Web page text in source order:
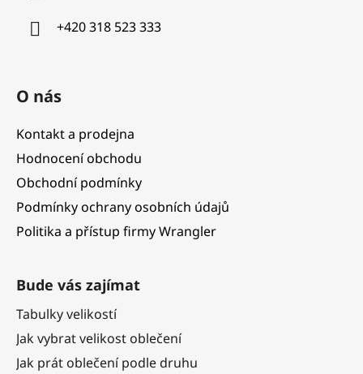
+420 318 523 333
O nás
Kontakt a prodejna
Hodnocení obchodu
Obchodní podmínky
Podmínky ochrany osobních údajů
Politika a přístup firmy Wrangler
Bude vás zajímat
Tabulky velikostí
Jak vybrat velikost oblečení
Jak prát oblečení podle druhu